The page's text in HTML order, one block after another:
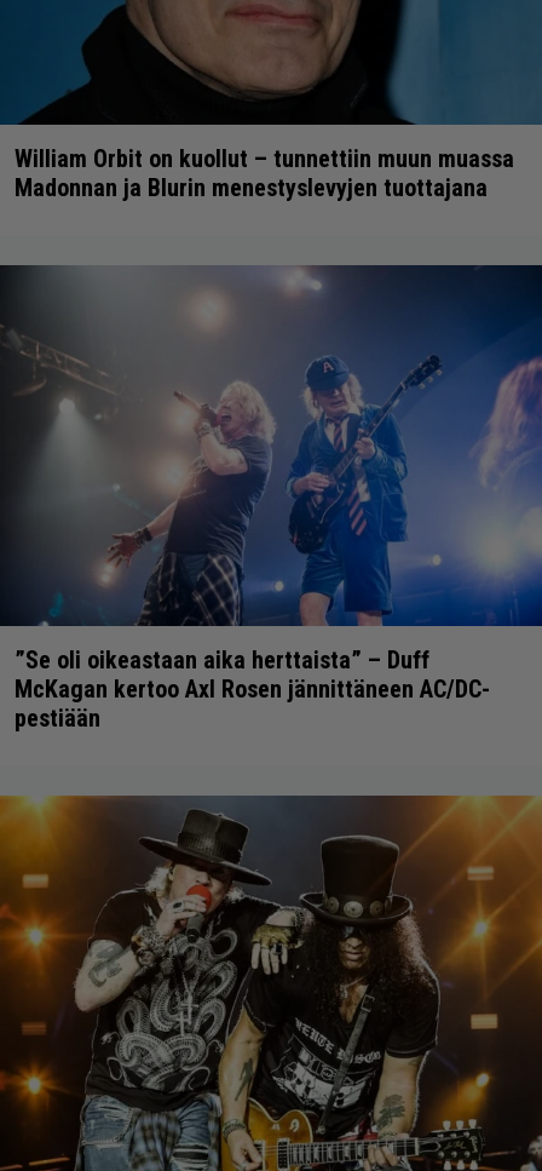
William Orbit on kuollut – tunnettiin muun muassa
Madonnan ja Blurin menestyslevyjen tuottajana
”Se oli oikeastaan aika herttaista” – Duff
McKagan kertoo Axl Rosen jännittäneen AC/DC-
pestiään